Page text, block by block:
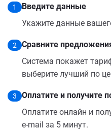
1
Введите данные
Укажите данные
2
Сравните
Система покажет
выберите лучший по
3
Оплатите и получите
Оплатите онлайн и
e-mail за 5 минут.